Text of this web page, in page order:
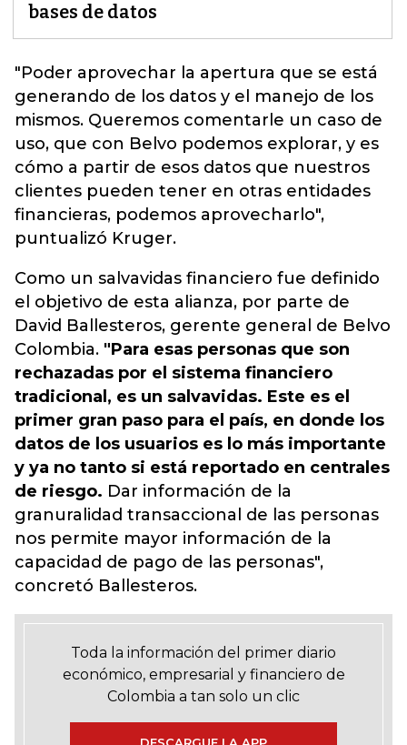
bases de datos
"Poder aprovechar la apertura que se está
generando de los datos y el manejo de los
mismos. Queremos comentarle un caso de
uso, que con Belvo podemos explorar, y es
cómo a partir de esos datos que nuestros
clientes pueden tener en otras entidades
financieras, podemos aprovecharlo",
puntualizó Kruger.
Como un salvavidas financiero fue definido
el objetivo de esta alianza, por parte de
David Ballesteros, gerente general de Belvo
Colombia. "Para esas personas que son
rechazadas por el sistema financiero
tradicional, es un salvavidas. Este es el
primer gran paso para el país, en donde los
datos de los usuarios es lo más importante
y ya no tanto si está reportado en centrales
de riesgo. Dar información de la
granuralidad transaccional de las personas
nos permite mayor información de la
capacidad de pago de las personas",
concretó Ballesteros.
Toda la información del primer diario
económico, empresarial y financiero de
Colombia a tan solo un clic